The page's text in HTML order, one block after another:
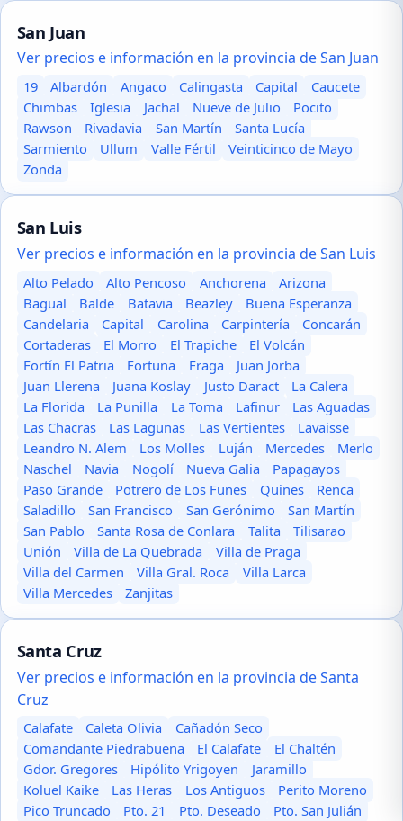
San Juan
Ver precios e información en la provincia de San Juan
19 Albardón Angaco Calingasta Capital
Caucete
Chimbas
Iglesia Jachal Nueve de Julio
Pocito
Rawson
Rivadavia San Martín
Santa Lucía
Sarmiento
Ullum Valle Fértil
Veinticinco de Mayo
Zonda
San Luis
Ver precios e información en la provincia de San Luis
Alto Pelado Alto Pencoso Anchorena
Arizona
Bagual
Balde Batavia Beazley
Buena Esperanza
Candelaria
Capital Carolina Carpintería
Concarán
Cortaderas
El Morro El Trapiche
El Volcán
Fortín El Patria
Fortuna Fraga
Juan Jorba
Juan Llerena
Juana Koslay Justo Daract
La Calera
La Florida
La Punilla La Toma Lafinur
Las Aguadas
Las Chacras
Las Lagunas Las Vertientes
Lavaisse
Leandro N. Alem
Los Molles Luján Mercedes
Merlo
Naschel
Navia Nogolí Nueva Galia
Papagayos
Paso Grande
Potrero de Los Funes Quines
Renca
Saladillo
San Francisco San Gerónimo
San Martín
San Pablo
Santa Rosa de Conlara Talita
Tilisarao
Unión
Villa de La Quebrada
Villa de Praga
Villa del Carmen
Villa Gral. Roca
Villa Larca
Villa Mercedes
Zanjitas
Santa Cruz
Ver precios e información en la provincia de Santa
Cruz
Calafate Caleta Olivia
Cañadón Seco
Comandante Piedrabuena
El Calafate
El Chaltén
Gdor. Gregores
Hipólito Yrigoyen
Jaramillo
Koluel Kaike
Las Heras Los Antiguos
Perito Moreno
Pico Truncado
Pto. 21 Pto. Deseado Pto. San Julián